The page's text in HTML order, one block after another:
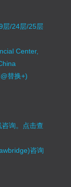
层/24层/25层
Center,
替换+)
询。 点击查
咨询